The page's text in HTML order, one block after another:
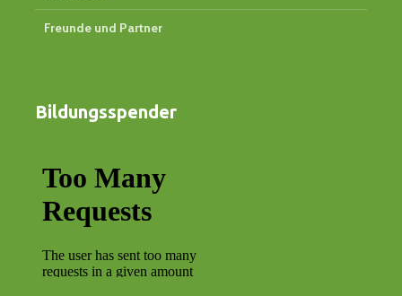
Freunde und Partner
Bildungsspender